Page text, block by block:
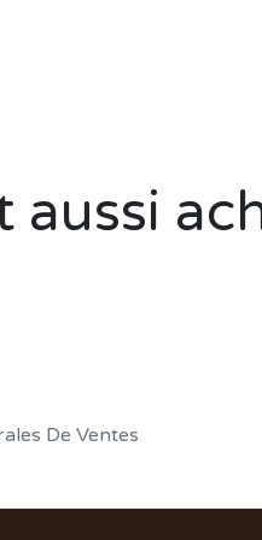
aussi
De Ventes